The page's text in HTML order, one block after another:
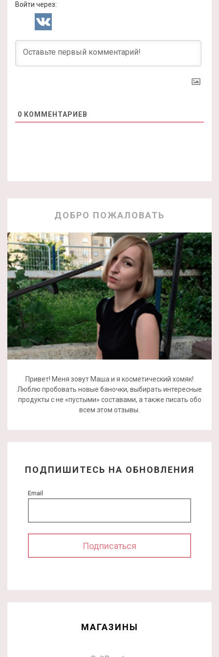
Войти через:
0 КОММЕНТАРИЕВ
ДОБРО ПОЖАЛОВАТЬ
Привет! Меня зовут Маша и я косметический хомяк!
Люблю пробовать новые баночки, выбирать интересные
продукты с не «пустыми» составами, а также писать обо
всем этом отзывы.
ПОДПИШИТЕСЬ НА ОБНОВЛЕНИЯ
Email
МАГАЗИНЫ